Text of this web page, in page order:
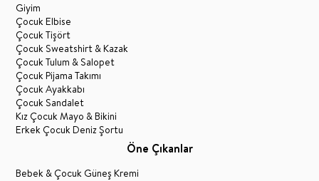
Giyim
Çocuk Elbise
Çocuk Tişört
Çocuk Sweatshirt & Kazak
Çocuk Tulum & Salopet
Çocuk Pijama Takımı
Çocuk Ayakkabı
Çocuk Sandalet
Kız Çocuk Mayo & Bikini
Erkek Çocuk Deniz Şortu
Öne Çıkanlar
Bebek & Çocuk Güneş Kremi